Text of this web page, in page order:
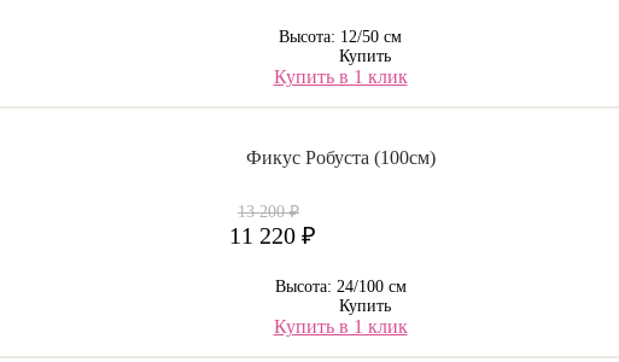
Высота: 12/50 см
Купить
Купить в 1 клик
Фикус Робуста (100см)
13 200 ₽
11 220 ₽
Высота: 24/100 см
Купить
Купить в 1 клик